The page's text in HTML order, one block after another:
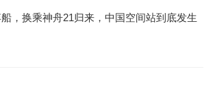
，换乘神舟21归来，中国空间站到底发生